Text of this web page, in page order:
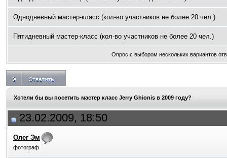
Однодневный мастер-класс (кол-во участников не более 20 чел.)
Пятидневный мастер-класс (кол-во участников не более 20 чел.)
Опрос с выбором нескольких вариантов
Хотели бы вы посетить мастер класс Jerry Ghionis в 2009 году?
23.02.2009, 18:50
Олег Эм
фотограф